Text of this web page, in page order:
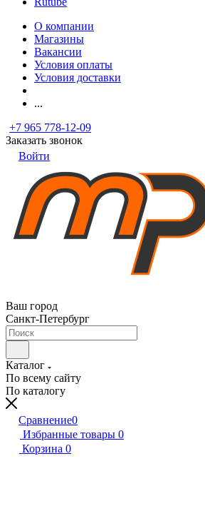
О компании
Магазины
Вакансии
Условия оплаты
Условия доставки
...
+7 965 778-12-09
Заказать звонок
Войти
Ваш город
Санкт-Петербург
Каталог
По всему сайту
По каталогу
Сравнение0
Избранные товары 0
Корзина 0